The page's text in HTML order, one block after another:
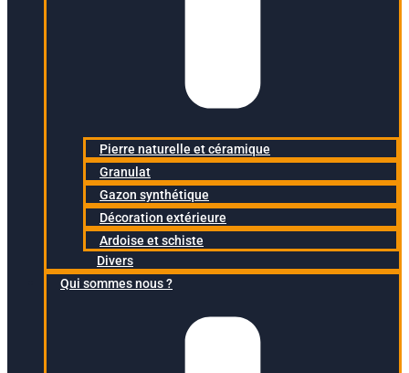
Pierre naturelle et céramique
Granulat
Gazon synthétique
Décoration extérieure
Ardoise et schiste
Divers
Qui sommes nous ?